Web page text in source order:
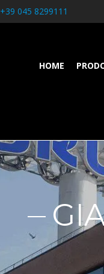
+39 045 8299111
HOME